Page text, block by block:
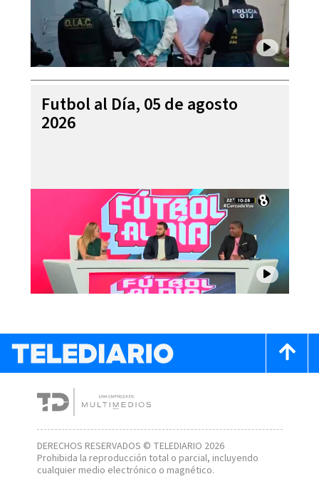
Futbol al Día, 05 de agosto
2026
DERECHOS RESERVADOS © TELEDIARIO 2026
Prohibida la reproducción total o parcial, incluyendo
cualquier medio electrónico o magnético.